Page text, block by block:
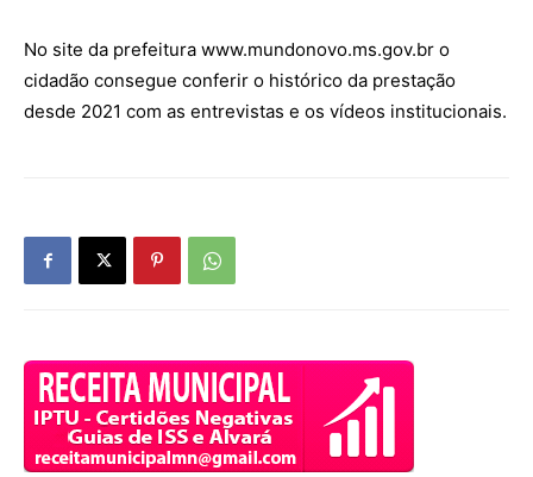
No site da prefeitura www.mundonovo.ms.gov.br o
cidadão consegue conferir o histórico da prestação
desde 2021 com as entrevistas e os vídeos institucionais.